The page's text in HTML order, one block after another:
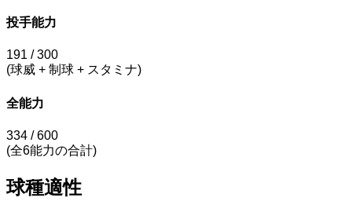
投手能力
191 / 300
(球威 + 制球 + スタミナ)
全能力
334 / 600
(全6能力の合計)
球種適性